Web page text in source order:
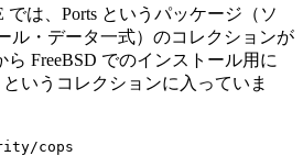
では、Ports というパッケージ（ソ
ル・データ一式）のコレクションが
ら FreeBSD でのインストール用に
いうコレクションに入っていま
cops